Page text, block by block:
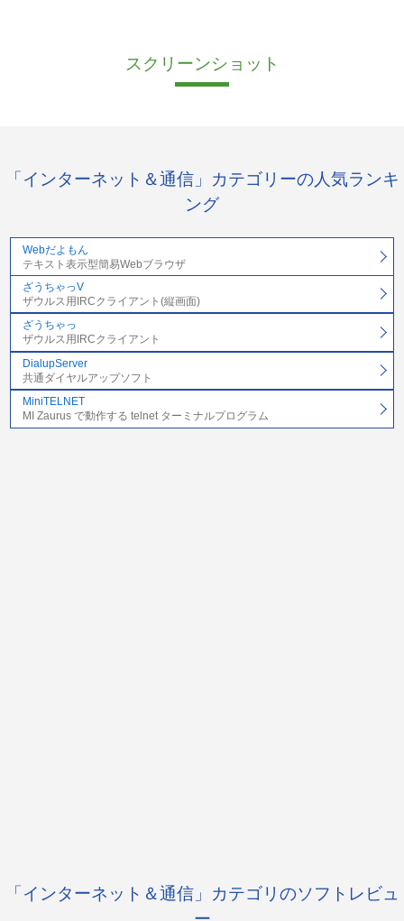
スクリーンショット
「インターネット＆通信」カテゴリーの人気ランキ
ング
Webだよもん
テキスト表示型簡易Webブラウザ
ざうちゃっV
ザウルス用IRCクライアント(縦画面)
ざうちゃっ
ザウルス用IRCクライアント
DialupServer
共通ダイヤルアップソフト
MiniTELNET
MI Zaurus で動作する telnet ターミナルプログラム
「インターネット＆通信」カテゴリのソフトレビュ